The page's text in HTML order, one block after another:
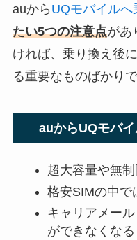
auから UQモバイルへ
たい5つの注意点があ
ければ、乗り換え後
る重要なものばかりで
auからUQモバ
超大容量や無
格安SIMの中で
キャリアメー
ができなくなる